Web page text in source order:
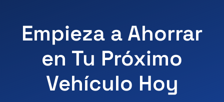
Empieza a Ahorrar
en Tu Próximo
Vehículo Hoy